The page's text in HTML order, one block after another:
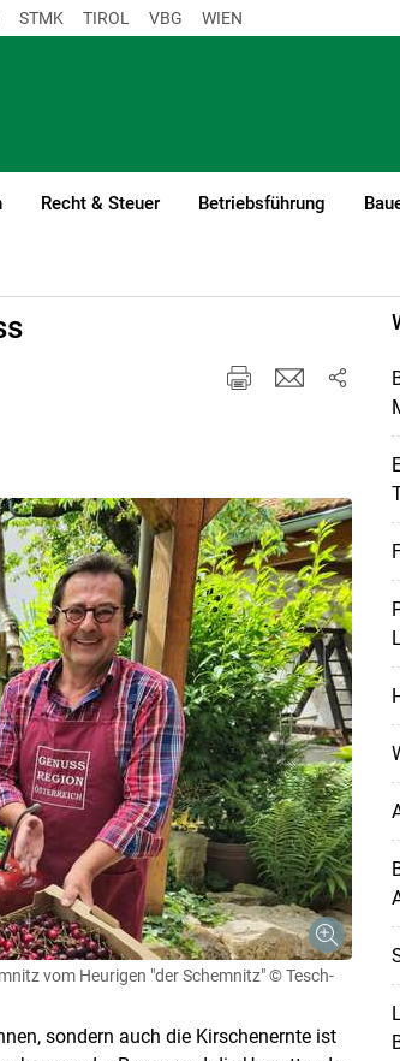
STMK TIROL VBG WIEN
Recht & Steuer Betriebsführung
vom Heurigen "der Schemnitz" © Tesch-
sondern auch die Kirschenernte ist